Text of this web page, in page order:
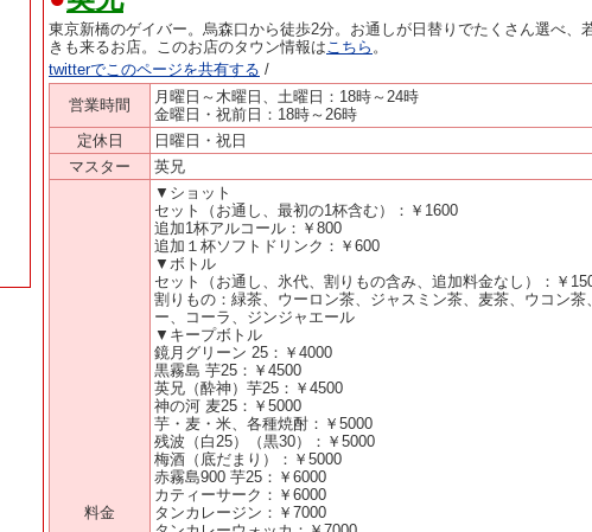
東京新橋のゲイバー。烏森口から徒歩2分。お通しが日替りでたくさん選べ、
きも来るお店。このお店のタウン情報はこちら 。
twitterでこのページを共有する /
営業時間
月曜日～木曜日、土曜日：18時～24時
金曜日・祝前日：18時～26時
定休日
日曜日・祝日
マスター
英兄
料金
▼ショット
セット（お通し、最初の1杯含む）：￥1600
追加1杯アルコール：￥800
追加１杯ソフトドリンク：￥600
▼ボトル
セット（お通し、氷代、割りもの含み、追加料金なし）：￥
割りもの：緑茶、ウーロン茶、ジャスミン茶、麦茶、ウコン
ー、コーラ、ジンジャエール
▼キープボトル
鏡月グリーン 25：￥4000
黒霧島 芋25：￥4500
英兄（酔神）芋25：￥4500
神の河 麦25：￥5000
芋・麦・米、各種焼酎：￥5000
残波（白25）（黒30）：￥5000
梅酒（底だまり）：￥5000
赤霧島900 芋25：￥6000
カティーサーク：￥6000
タンカレージン：￥7000